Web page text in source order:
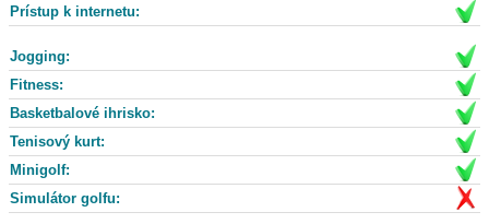
Prístup k internetu:
Jogging:
Fitness:
Basketbalové ihrisko:
Tenisový kurt:
Minigolf:
Simulátor golfu: